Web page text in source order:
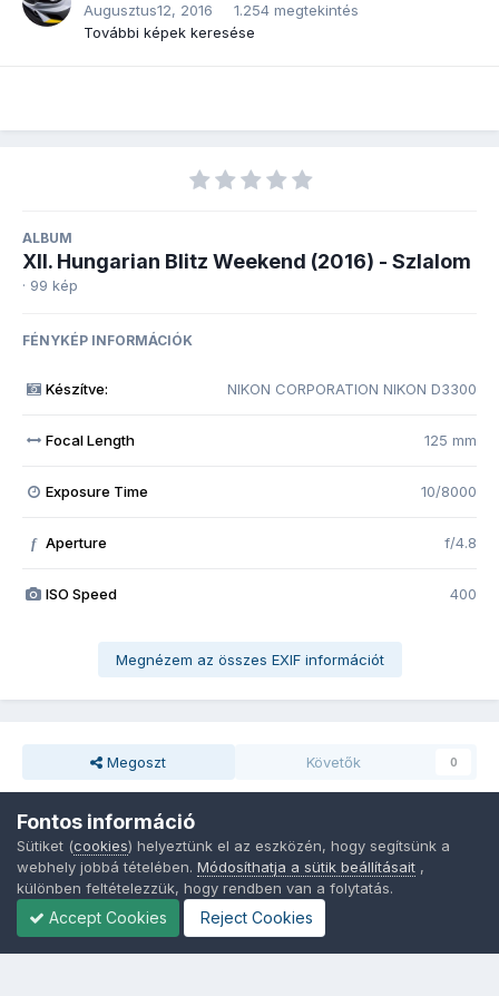
Augusztus12, 2016
1.254 megtekintés
További képek keresése
ALBUM
XII. Hungarian Blitz Weekend (2016) - Szlalom
· 99 kép
FÉNYKÉP INFORMÁCIÓK
Készítve: NIKON CORPORATION NIKON D3300
Focal Length 125 mm
Exposure Time 10/8000
f Aperture f/4.8
ISO Speed 400
Megnézem az összes EXIF információt
Megoszt Követők 0
Nincsenek hozzászólások
Fontos információ
Sütiket (cookies) helyeztünk el az eszközén, hogy segítsünk a
webhely jobbá tételében. Módosíthatja a sütik beállításait ,
különben feltételezzük, hogy rendben van a folytatás.
Accept Cookies Reject Cookies